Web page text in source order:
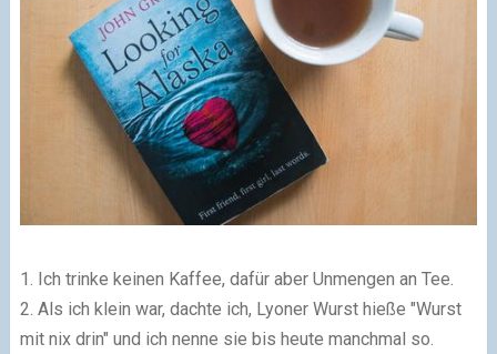
1. Ich trinke keinen Kaffee, dafür aber Unmengen an Tee.
2. Als ich klein war, dachte ich, Lyoner Wurst hieße "Wurst
mit nix drin" und ich nenne sie bis heute manchmal so.